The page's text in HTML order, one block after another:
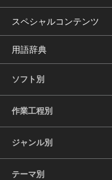
スペシャルコンテンツ
用語辞典
ソフト別
作業工程別
ジャンル別
テーマ別